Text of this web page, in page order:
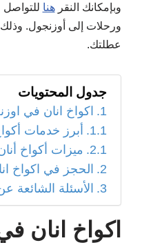
وبإمكانك النقرهنا
ورحلات إلى أوزنجول. وذلك
عطلتك.
جدول المحتويات
اكواخ انان في
أبرز خدمات
ميزات أكواخ
الحجز في اكواخ
الأسئلة الشائعة
اكواخ انان